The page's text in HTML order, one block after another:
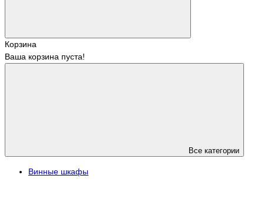
Корзина
Ваша корзина пуста!
Все категории
Винные шкафы